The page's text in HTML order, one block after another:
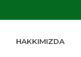
HAKKIMIZDA